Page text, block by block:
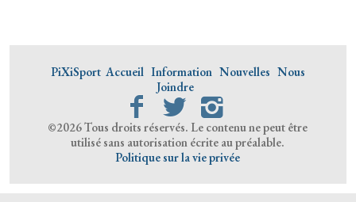
PiXiSport Accueil Information Nouvelles Nous
Joindre
©2026 Tous droits réservés. Le contenu ne peut être
utilisé sans autorisation écrite au préalable.
Politique sur la vie privée